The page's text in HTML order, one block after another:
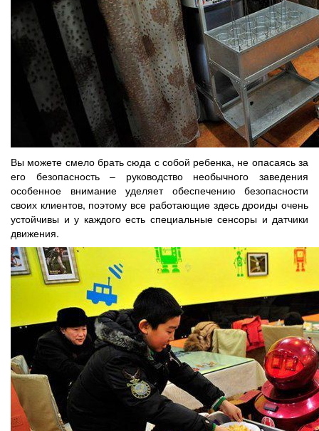
Вы можете смело брать сюда с собой ребенка, не опасаясь за
его безопасность – руководство необычного заведения
особенное внимание уделяет обеспечению безопасности
своих клиентов, поэтому все работающие здесь дроиды очень
устойчивы и у каждого есть специальные сенсоры и датчики
движения.